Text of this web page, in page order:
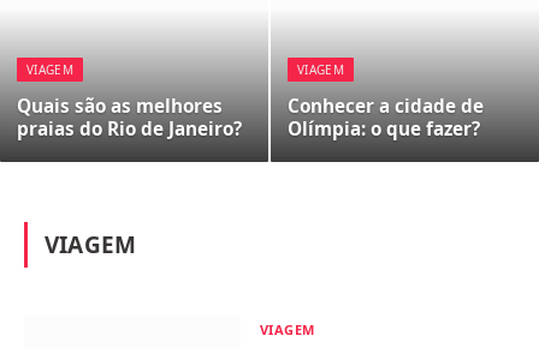
VIAGEM
Quais são as melhores
praias do Rio de Janeiro?
VIAGEM
Conhecer a cidade de
Olímpia: o que fazer?
VIAGEM
VIAGEM